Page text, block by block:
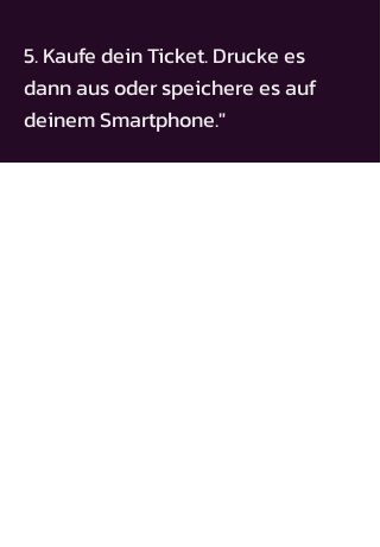
5. Kaufe dein Ticket. Drucke es
dann aus oder speichere es auf
deinem Smartphone."